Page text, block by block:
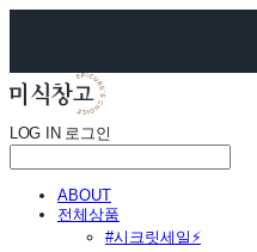
LOG IN 로그인
ABOUT
전체상품
#시크릿세일⚡